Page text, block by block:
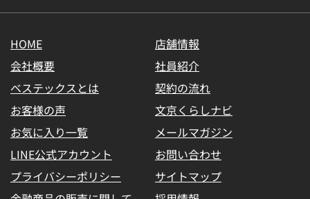
HOME
店舗情報
会社概要
社員紹介
ベステックスとは
契約の流れ
お客様の声
文京くらしナビ
お気に入り一覧
メールマガジン
LINE公式アカウント
お問い合わせ
プライバシーポリシー
サイトマップ